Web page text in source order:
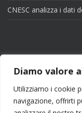
Diamo valore
Utilizziamo i cookie
navigazione, offrirti
CNESC analizza i dati